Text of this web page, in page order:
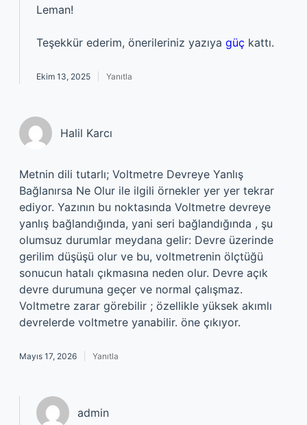
Leman!
Teşekkür ederim, önerileriniz yazıya güç kattı.
Ekim 13, 2025 Yanıtla
Halil Karcı
Metnin dili tutarlı; Voltmetre Devreye Yanlış
Bağlanırsa Ne Olur ile ilgili örnekler yer yer tekrar
ediyor. Yazının bu noktasında Voltmetre devreye
yanlış bağlandığında, yani seri bağlandığında , şu
olumsuz durumlar meydana gelir: Devre üzerinde
gerilim düşüşü olur ve bu, voltmetrenin ölçtüğü
sonucun hatalı çıkmasına neden olur. Devre açık
devre durumuna geçer ve normal çalışmaz.
Voltmetre zarar görebilir ; özellikle yüksek akımlı
devrelerde voltmetre yanabilir. öne çıkıyor.
Mayıs 17, 2026 Yanıtla
admin